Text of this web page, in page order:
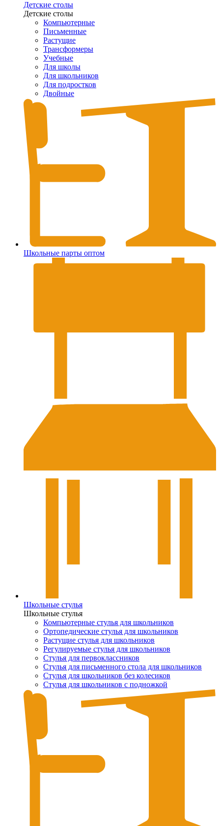
Детские столы
Детские столы
Компьютерные
Письменные
Растущие
Трансформеры
Учебные
Для школы
Для школьников
Для подростков
Двойные
Школьные парты оптом
Школьные стулья
Школьные стулья
Компьютерные стулья для школьников
Ортопедические стулья для школьников
Растущие стулья для школьников
Регулируемые стулья для школьников
Стулья для первоклассников
Стулья для письменного стола для школьников
Стулья для школьников без колесиков
Стулья для школьников с подножкой